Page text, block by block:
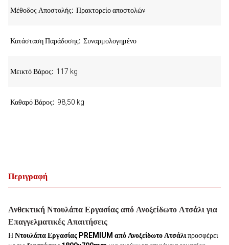
Περιγραφή
Ανθεκτική Ντουλάπα Εργασίας από Ανοξείδωτο Ατσάλι για
Επαγγελματικές Απαιτήσεις
ΗΝτουλάπα Εργασίας PREMIUM από Ανοξείδωτο Ατσάλιπροσφέρει
Μέθοδος Αποστολής Πρακτορείο αποστολών
Κατάσταση Παράδοσης Συναρμολογημένο
Μεικτό Βάρος 117 kg
Καθαρό Βάρος 98,50 kg